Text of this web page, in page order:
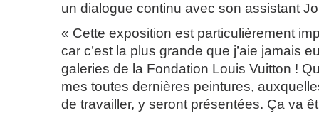
un dialogue continu avec son assistant
« Cette exposition est particulièrement
car c’est la plus grande que j’aie jamais
galeries de la Fondation Louis Vuitton !
mes toutes dernières peintures,
de travailler, y seront présentées. Ça va